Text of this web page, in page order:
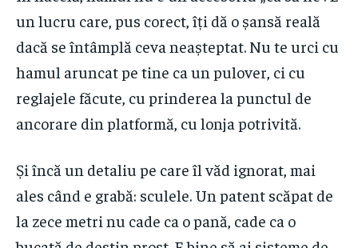
un lucru care, pus corect, îți dă o șansă reală
dacă se întâmplă ceva neașteptat. Nu te urci cu
hamul aruncat pe tine ca un pulover, ci cu
reglajele făcute, cu prinderea la punctul de
ancorare din platformă, cu lonja potrivită.
Și încă un detaliu pe care îl văd ignorat, mai
ales când e grabă: sculele. Un patent scăpat de
la zece metri nu cade ca o pană, cade ca o